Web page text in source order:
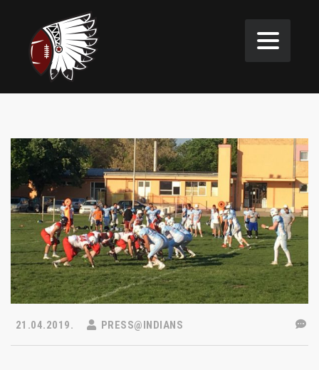
21.04.2019. PRESS@INDIANS